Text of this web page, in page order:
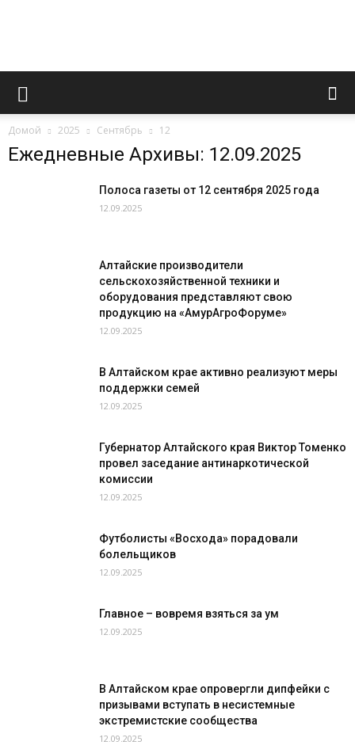
Novoaltaysk.online
портал
Домой 2025 Сентябрь 12
Ежедневные Архивы: 12.09.2025
Полоса газеты от 12 сентября 2025 года
12.09.2025
Алтайские производители
сельскохозяйственной техники и
оборудования представляют свою
продукцию на «АмурАгроФоруме»
12.09.2025
В Алтайском крае активно реализуют меры
поддержки семей
12.09.2025
Губернатор Алтайского края Виктор Томенко
провел заседание антинаркотической
комиссии
12.09.2025
Футболисты «Восхода» порадовали
болельщиков
12.09.2025
Главное – вовремя взяться за ум
12.09.2025
В Алтайском крае опровергли дипфейки с
призывами вступать в несистемные
экстремистские сообщества
12.09.2025